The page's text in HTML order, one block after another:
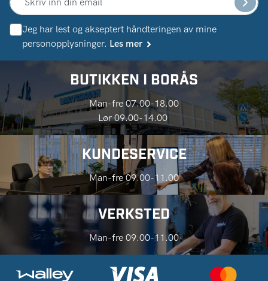
Jeg har lest og akseptert håndteringen av mine
personopplysninger. Les mer
BUTIKKEN I BORÅS
Man-fre 07.00-18.00
Lør 09.00-14.00
KUNDESERVICE
Man-fre 09.00-11.00
VERKSTED
Man-fre 09.00-11.00